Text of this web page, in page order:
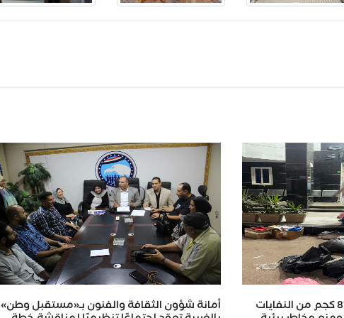
محافظ كفر الشيخ.. ضبط 815 كجم من النفايات
أمانة شؤون الثقافة والفنون بـ«مستقبل وطن»